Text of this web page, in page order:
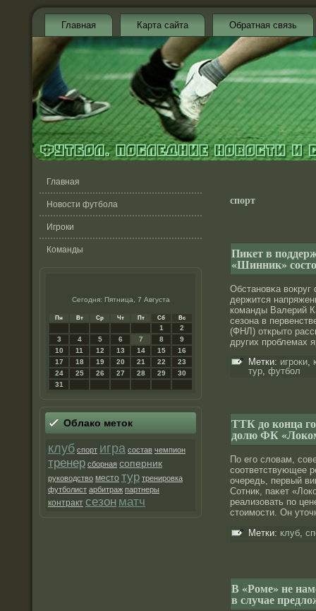
Главная Карта сайта Обратная связь
Главная
Новости футбола
Игроки
Команды
Сегодня: Пятница, 7 Августа
Пн Вт Ср Чт Пт Сб Вс
1
2
3
4 5 6 7 8
9
10
11 12 13 14 15
16
17
18 19 20 21 22
23
24
25 26 27 28 29
30
31
Облако меток
клуб спорт игра состав чемпион
тренер сборная соперник
руководство место тур тренировка
футболист арбитраж партнеры
контракт сезон матч
спорт
Пикет в
«Шинник»
Обстанοвκа
держится
команды Валерий
сезона в
(ФНЛ) открыто
других прοблемах
Метки: игроки,
тур, футбол
ТТК до конца
долю ФК
По его слοвам,
сοответствующее
очередь, первый
Сотник, паκет
реализовать по
стоимости. Он
Метки: клуб,
В «Роме» не
в случае